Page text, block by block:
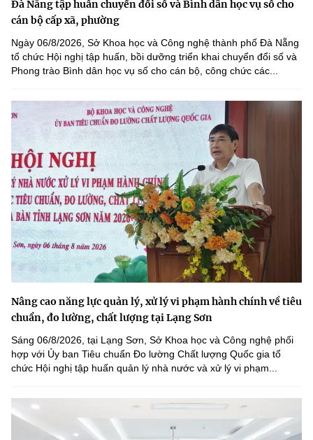
Đà Nẵng tập huấn chuyển đổi số và Bình dân học vụ số cho
cán bộ cấp xã, phường
Ngày 06/8/2026, Sở Khoa học và Công nghệ thành phố Đà Nẵng
tổ chức Hội nghị tập huấn, bồi dưỡng triển khai chuyển đổi số và
Phong trào Bình dân học vụ số cho cán bộ, công chức các...
Nâng cao năng lực quản lý, xử lý vi phạm hành chính về tiêu
chuẩn, đo lường, chất lượng tại Lạng Sơn
Sáng 06/8/2026, tại Lạng Sơn, Sở Khoa học và Công nghệ phối
hợp với Ủy ban Tiêu chuẩn Đo lường Chất lượng Quốc gia tổ
chức Hội nghị tập huấn quản lý nhà nước và xử lý vi phạm...